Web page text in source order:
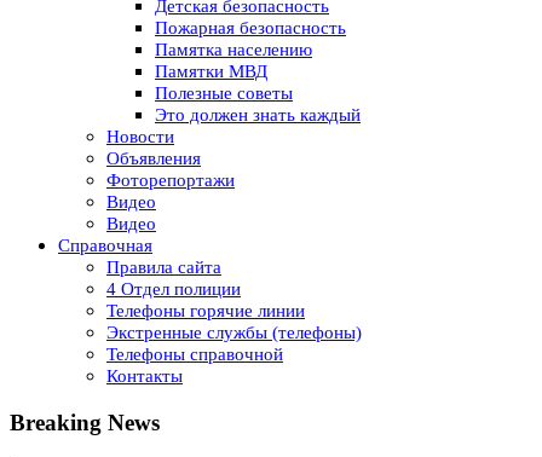
Детская безопасность
Пожарная безопасность
Памятка населению
Памятки МВД
Полезные советы
Это должен знать каждый
Новости
Объявления
Фоторепортажи
Видео
Видео
Справочная
Правила сайта
4 Отдел полиции
Телефоны горячие линии
Экстренные службы (телефоны)
Телефоны справочной
Контакты
Breaking News